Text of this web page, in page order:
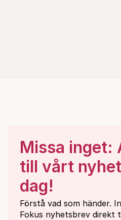
Missa inget:
till vårt
dag!
Förstå vad som händer.
Fokus nyhetsbrev direkt